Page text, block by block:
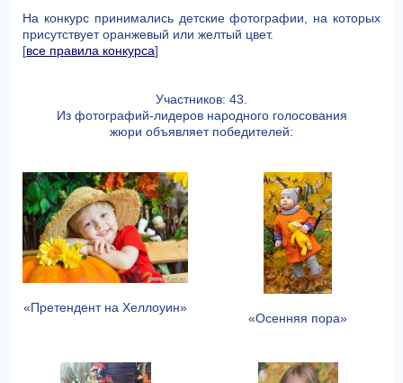
На конкурс принимались детские фотографии, на которых
присутствует оранжевый или желтый цвет.
[все правила конкурса]
Участников: 43.
Из фотографий-лидеров народного голосования
жюри объявляет победителей:
«Претендент на Хеллоуин»
«Осенняя пора»